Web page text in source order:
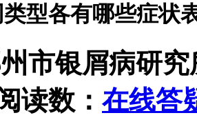
型各有哪些症状
市银屑病研究
读数： 在线答